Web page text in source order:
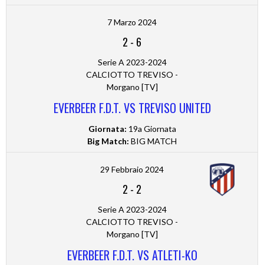
7 Marzo 2024
2 - 6
Serie A 2023-2024
CALCIOTTO TREVISO -
Morgano [TV]
EVERBEER F.D.T. VS TREVISO UNITED
Giornata: 19a Giornata
Big Match: BIG MATCH
29 Febbraio 2024
2 - 2
Serie A 2023-2024
CALCIOTTO TREVISO -
Morgano [TV]
EVERBEER F.D.T. VS ATLETI-KO